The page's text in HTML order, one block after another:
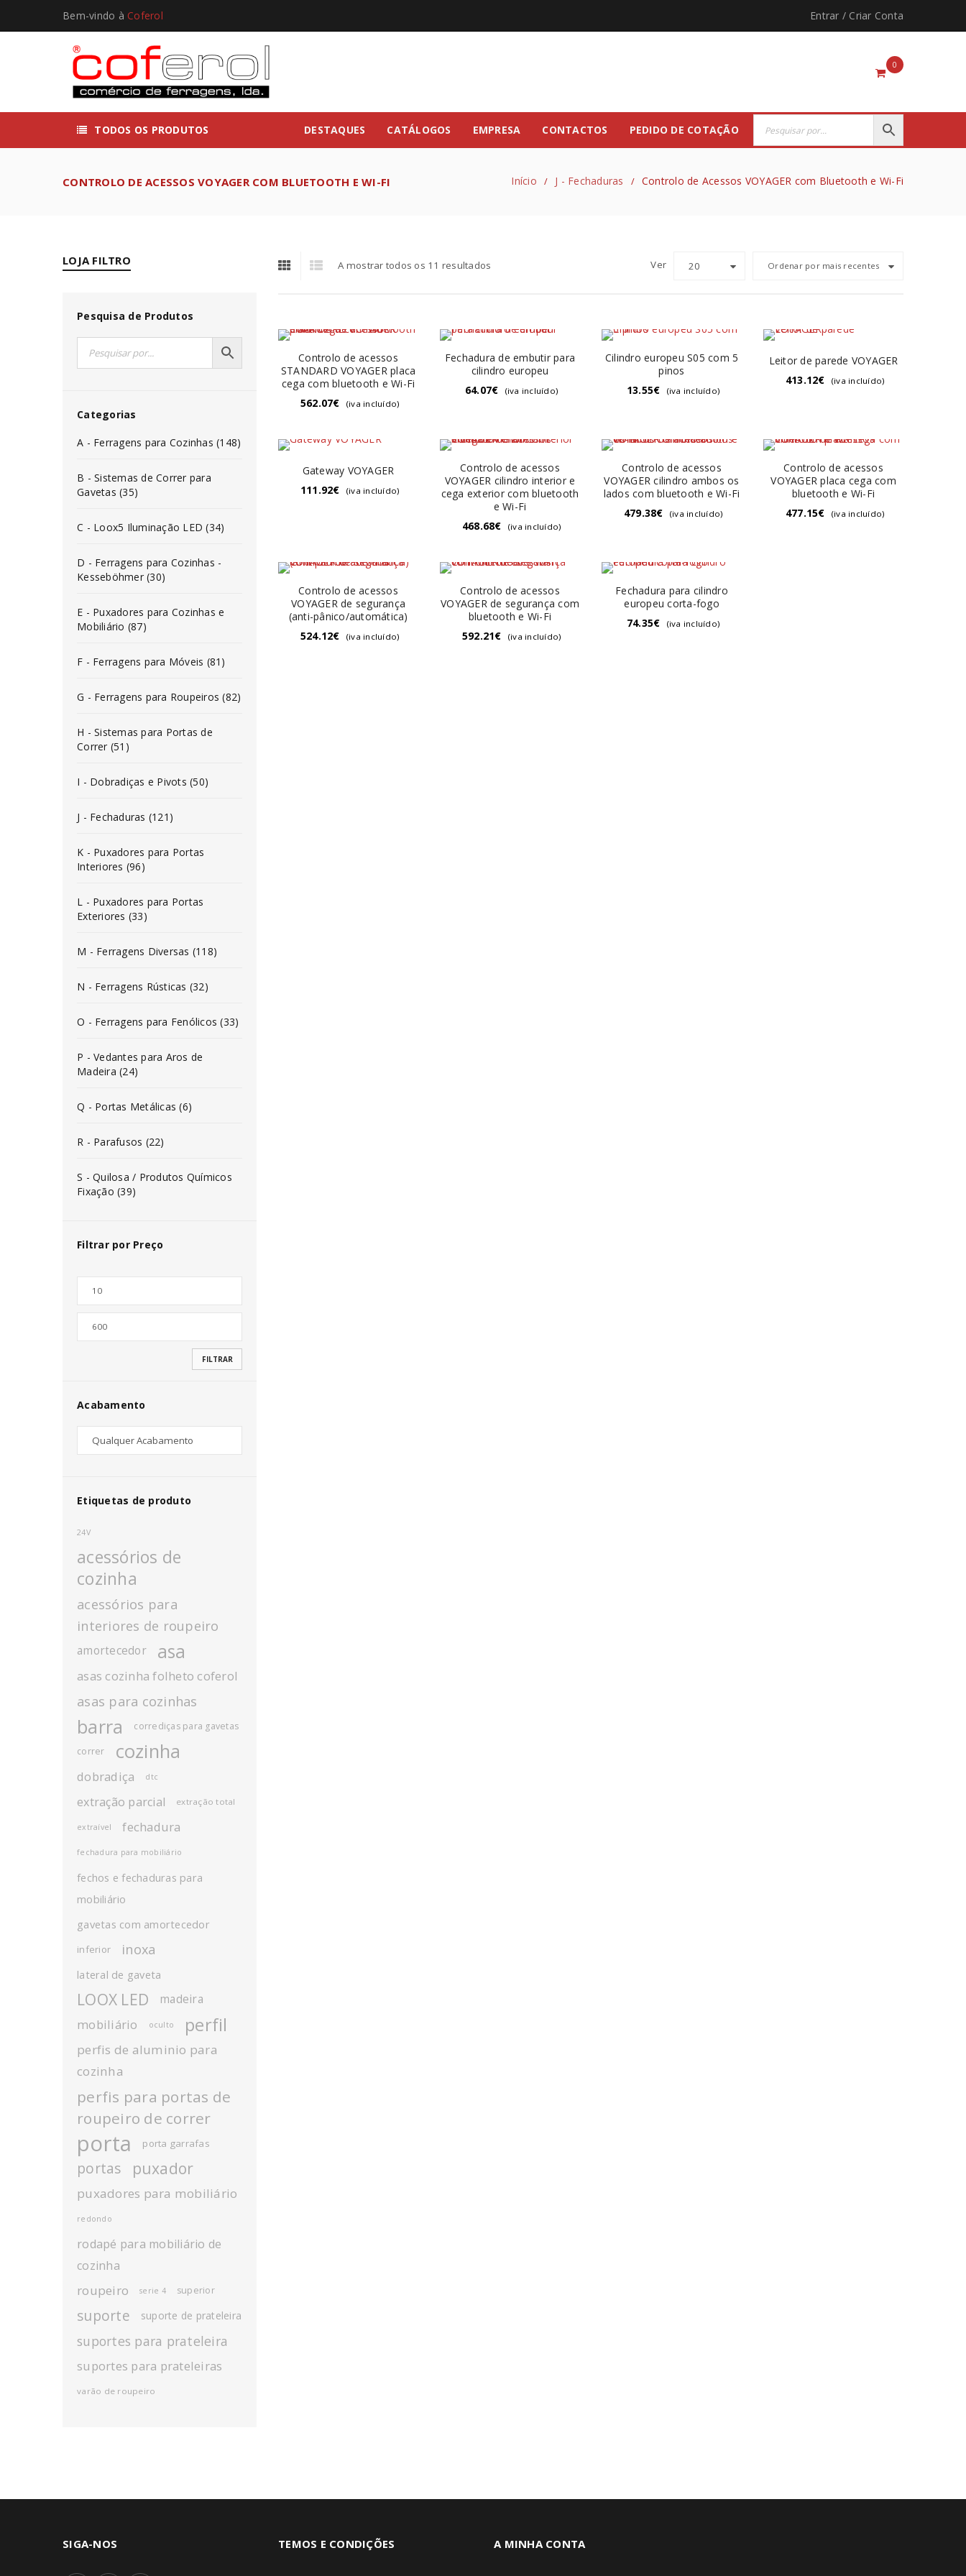
*
INICIAR SESSÃO
Bem-vindo à Coferol Entrar / Criar Conta
0
TODOS OS PRODUTOS DESTAQUES CATÁLOGOS EMPRESA CONTACTOS PEDIDO DE COTAÇÃO
CONTROLO DE ACESSOS VOYAGER COM BLUETOOTH E WI-FI Início / J - Fechaduras / Controlo de Acessos VOYAGER com Bluetooth e Wi-Fi
LOJA FILTRO
Pesquisa de Produtos
Categorias
A - Ferragens para Cozinhas (148)
B - Sistemas de Correr para
Gavetas (35)
C - Loox5 Iluminação LED (34)
D - Ferragens para Cozinhas -
Kesseböhmer (30)
E - Puxadores para Cozinhas e
Mobiliário (87)
F - Ferragens para Móveis (81)
G - Ferragens para Roupeiros (82)
H - Sistemas para Portas de
Correr (51)
I - Dobradiças e Pivots (50)
J - Fechaduras (121)
K - Puxadores para Portas
Interiores (96)
L - Puxadores para Portas
Exteriores (33)
M - Ferragens Diversas (118)
N - Ferragens Rústicas (32)
O - Ferragens para Fenólicos (33)
P - Vedantes para Aros de
Madeira (24)
Q - Portas Metálicas (6)
R - Parafusos (22)
S - Quilosa / Produtos Químicos
Fixação (39)
Filtrar por Preço
FILTRAR
Acabamento
Etiquetas de produto
24V
acessórios de
cozinha
acessórios para
interiores de roupeiro
amortecedor asa
asas cozinha folheto coferol
asas para cozinhas
barra corrediças para gavetas
correr cozinha
dobradiça dtc
extração parcial extração total
extraível fechadura
fechadura para mobiliário
fechos e fechaduras para
mobiliário
gavetas com amortecedor
inferior inoxa
lateral de gaveta
LOOX LED madeira
mobiliário oculto perfil
perfis de aluminio para
cozinha
perfis para portas de
roupeiro de correr
porta porta garrafas
portas puxador
puxadores para mobiliário
redondo
rodapé para mobiliário de
cozinha
roupeiro serie 4 superior
suporte suporte de prateleira
suportes para prateleira
suportes para prateleiras
varão de roupeiro
A mostrar todos os 11 resultados Ordenar por mais recentes
Ver 20
Controlo de acessos
STANDARD VOYAGER placa
cega com bluetooth e Wi-Fi
562.07€ (iva incluído)
Fechadura de embutir para
cilindro europeu
64.07€ (iva incluído)
Cilindro europeu S05 com 5
pinos
13.55€ (iva incluído)
Leitor de parede VOYAGER
413.12€ (iva incluído)
Gateway VOYAGER
111.92€ (iva incluído)
Controlo de acessos
VOYAGER cilindro interior e
cega exterior com bluetooth
e Wi-Fi
468.68€ (iva incluído)
Controlo de acessos
VOYAGER cilindro ambos os
lados com bluetooth e Wi-Fi
479.38€ (iva incluído)
Controlo de acessos
VOYAGER placa cega com
bluetooth e Wi-Fi
477.15€ (iva incluído)
Controlo de acessos
VOYAGER de segurança
(anti-pânico/automática)
524.12€ (iva incluído)
Controlo de acessos
VOYAGER de segurança com
bluetooth e Wi-Fi
592.21€ (iva incluído)
Fechadura para cilindro
europeu corta-fogo
74.35€ (iva incluído)
SIGA-NOS TEMOS E CONDIÇÕES A MINHA CONTA